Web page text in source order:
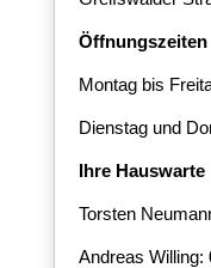
Öffnungszeiten
Montag bis
Dienstag und
Ihre Hauswarte
Torsten
Andreas Willing: